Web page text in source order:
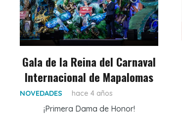
Gala de la Reina del Carnaval
Internacional de Mapalomas
NOVEDADES hace 4 años
¡Primera Dama de Honor!